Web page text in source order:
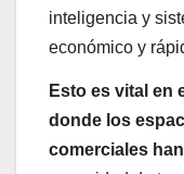
inteligencia y
económico y
Esto es vital en
donde los
comerciales